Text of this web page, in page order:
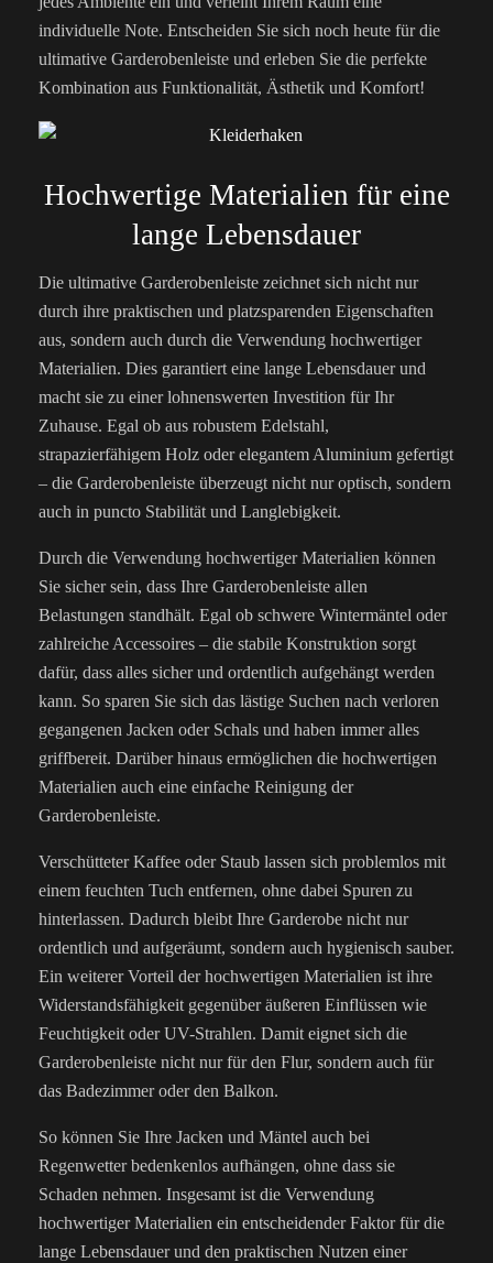
individuelle Note. Entscheiden Sie sich noch heute für die
ultimative Garderobenleiste und erleben Sie die perfekte
Kombination aus Funktionalität, Ästhetik und Komfort!
Hochwertige Materialien für eine
lange Lebensdauer
Die ultimative Garderobenleiste zeichnet sich nicht nur
durch ihre praktischen und platzsparenden Eigenschaften
aus, sondern auch durch die Verwendung hochwertiger
Materialien. Dies garantiert eine lange Lebensdauer und
macht sie zu einer lohnenswerten Investition für Ihr
Zuhause. Egal ob aus robustem Edelstahl,
strapazierfähigem Holz oder elegantem Aluminium gefertigt
– die Garderobenleiste überzeugt nicht nur optisch, sondern
auch in puncto Stabilität und Langlebigkeit.
Durch die Verwendung hochwertiger Materialien können
Sie sicher sein, dass Ihre Garderobenleiste allen
Belastungen standhält. Egal ob schwere Wintermäntel oder
zahlreiche Accessoires – die stabile Konstruktion sorgt
dafür, dass alles sicher und ordentlich aufgehängt werden
kann. So sparen Sie sich das lästige Suchen nach verloren
gegangenen Jacken oder Schals und haben immer alles
griffbereit. Darüber hinaus ermöglichen die hochwertigen
Materialien auch eine einfache Reinigung der
Garderobenleiste.
Verschütteter Kaffee oder Staub lassen sich problemlos mit
einem feuchten Tuch entfernen, ohne dabei Spuren zu
hinterlassen. Dadurch bleibt Ihre Garderobe nicht nur
ordentlich und aufgeräumt, sondern auch hygienisch sauber.
Ein weiterer Vorteil der hochwertigen Materialien ist ihre
Widerstandsfähigkeit gegenüber äußeren Einflüssen wie
Feuchtigkeit oder UV-Strahlen. Damit eignet sich die
Garderobenleiste nicht nur für den Flur, sondern auch für
das Badezimmer oder den Balkon.
So können Sie Ihre Jacken und Mäntel auch bei
Regenwetter bedenkenlos aufhängen, ohne dass sie
Schaden nehmen. Insgesamt ist die Verwendung
hochwertiger Materialien ein entscheidender Faktor für die
lange Lebensdauer und den praktischen Nutzen einer